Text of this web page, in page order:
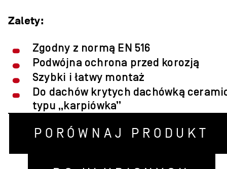
Zalety:
Zgodny z normą EN 516
Podwójna ochrona przed korozją
Szybki i łatwy montaż
Do dachów krytych dachówką
typu „karpiówka”
PORÓWNAJ PRODUKT